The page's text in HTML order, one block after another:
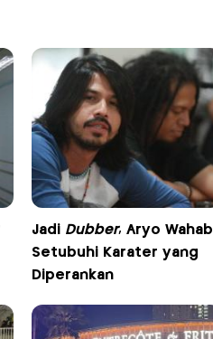
Jadi Dubber, Aryo Wahab
Setubuhi Karater yang
Diperankan